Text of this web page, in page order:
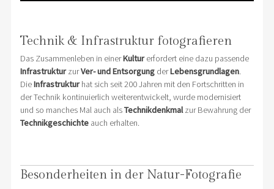
Technik & Infrastruktur fotografieren
Das Zusammenleben in einerKulturerfordert eine dazu passende
InfrastrukturzurVer- und EntsorgungderLebensgrundlagen.
DieInfrastrukturhat sich seit 200 Jahren mit den Fortschritten in
der Technik kontinuierlich weiterentwickelt, wurde modernisiert
und so manches Mal auch alsTechnikdenkmalzur Bewahrung der
Technikgeschichteauch erhalten.
Besonderheiten in der Natur-Fotografie